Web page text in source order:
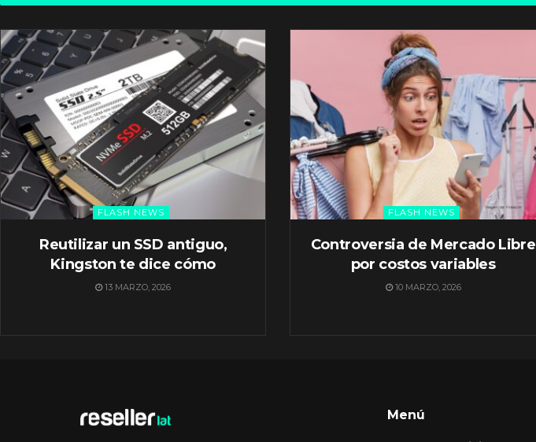
FLASH NEWS
Reutilizar un SSD antiguo,
Kingston te dice cómo
13 MARZO, 2026
FLASH NEWS
Controversia de Mercado Libre
por costos variables
10 MARZO, 2026
Menú